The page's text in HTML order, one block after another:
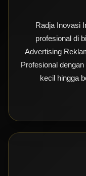
Radja Inovasi
profesional di
Advertising
Profesional
kecil hingga